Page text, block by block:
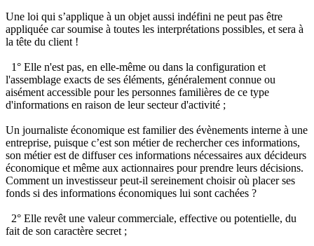
Une loi qui s’applique à un objet aussi indéfini ne peut pas être
appliquée car soumise à toutes les interprétations possibles, et sera à
la tête du client !
1° Elle n'est pas, en elle-même ou dans la configuration et
l'assemblage exacts de ses éléments, généralement connue ou
aisément accessible pour les personnes familières de ce type
d'informations en raison de leur secteur d'activité ;
Un journaliste économique est familier des évènements interne à une
entreprise, puisque c’est son métier de rechercher ces informations,
son métier est de diffuser ces informations nécessaires aux décideurs
économique et même aux actionnaires pour prendre leurs décisions.
Comment un investisseur peut-il sereinement choisir où placer ses
fonds si des informations économiques lui sont cachées ?
2° Elle revêt une valeur commerciale, effective ou potentielle, du
fait de son caractère secret ;